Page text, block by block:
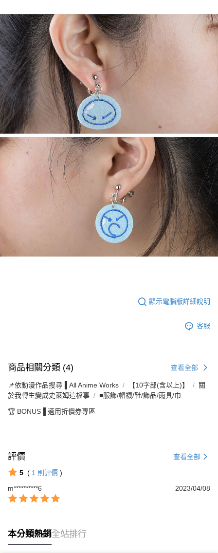
顯示電腦版詳細說明
客服
商品相關分類 (4) 查看全部
📌依動漫作品搜尋▐ All Anime Works 【10字部(含以上)】
關
於我轉生變成史萊姆這檔事
■服飾/帽襪/鞋/飾品/雨具/巾
🏆 BONUS▐ 適用折價券專區
評價 查看全部
5 ( 1 則評價 )
m**********6
2023/04/08
本分類熱銷全站排行